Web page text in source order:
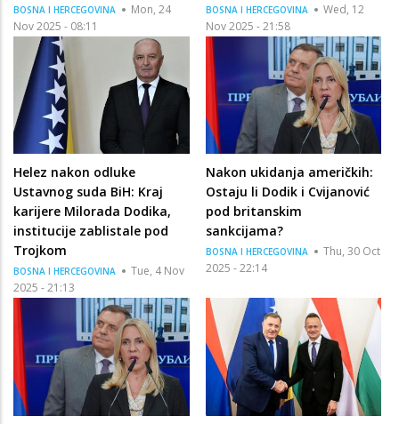
BOSNA I HERCEGOVINA
Mon, 24
Nov 2025 - 08:11
BOSNA I HERCEGOVINA
Wed, 12
Nov 2025 - 21:58
Helez nakon odluke
Ustavnog suda BiH: Kraj
karijere Milorada Dodika,
institucije zablistale pod
Trojkom
BOSNA I HERCEGOVINA
Tue, 4 Nov
2025 - 21:13
Nakon ukidanja američkih:
Ostaju li Dodik i Cvijanović
pod britanskim
sankcijama?
BOSNA I HERCEGOVINA
Thu, 30 Oct
2025 - 22:14